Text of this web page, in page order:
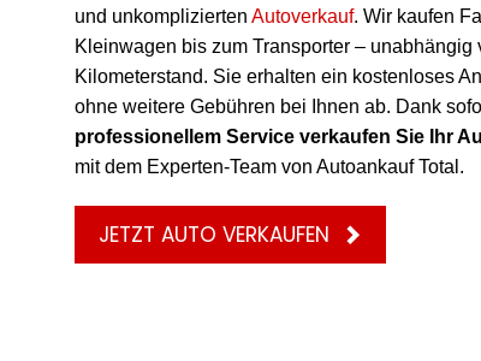
und unkomplizierten Autoverkauf. Wir kaufen
Kleinwagen bis zum Transporter – unabhängig
Kilometerstand. Sie erhalten ein kostenloses
ohne weitere Gebühren bei Ihnen ab. Dank
professionellem Service verkaufen Sie Ihr
mit dem Experten-Team von Autoankauf Total.
JETZT AUTO VERKAUFEN